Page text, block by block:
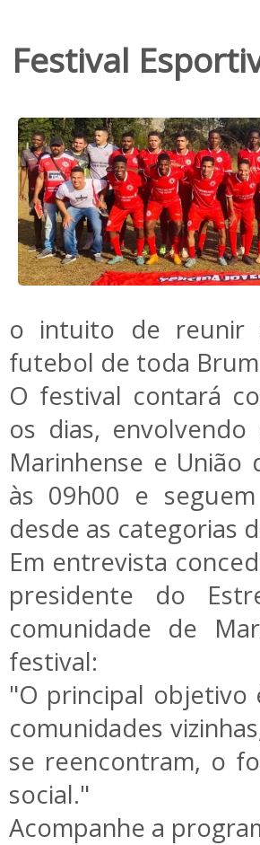
Festival
o intuito de reunir
futebol de toda
O festival contará
os dias,
Marinhense e União
às 09h00 e
desde as categorias
Em entrevista
presidente do
comunidade de
festival:
"O principal objetivo
comunidades
se reencontram, o
social."
Acompanhe a